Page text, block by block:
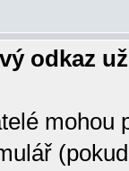
odkaz
mohou